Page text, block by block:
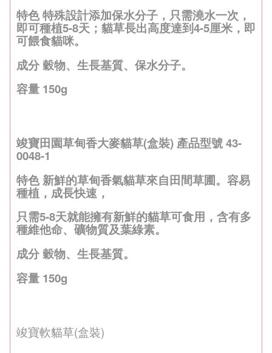
特色 特殊設計添加保水分子，只需澆水一次，
即可種植5-8天；貓草長出高度達到4-5厘米，即
可餵食貓咪。
成分 穀物、生長基質、保水分子。
容量 150g
竣寶田園草甸香大麥貓草(盒裝) 產品型號 43-
0048-1
特色 新鮮的草甸香氣貓草來自田間草圃。容易
種植，成長快速，
只需5-8天就能擁有新鮮的貓草可食用，含有多
種維他命、礦物質及葉綠素。
成分 穀物、生長基質。
容量 150g
竣寶軟貓草(盒裝)